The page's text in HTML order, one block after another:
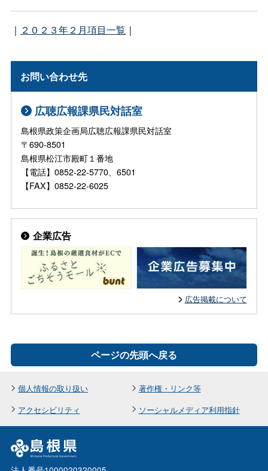
｜ ２０２３年２月項目一覧 ｜
お問い合わせ先
広聴広報課県民対話室
島根県政策企画局広聴広報課県民対話室
〒690-8501
島根県松江市殿町１番地
【電話】0852-22-5770、6501
【FAX】0852-22-6025
企業広告
広告掲載について
ページの先頭へ戻る
個人情報の取り扱い
著作権・リンク等
アクセシビリティ
ソーシャルメディア利用指針